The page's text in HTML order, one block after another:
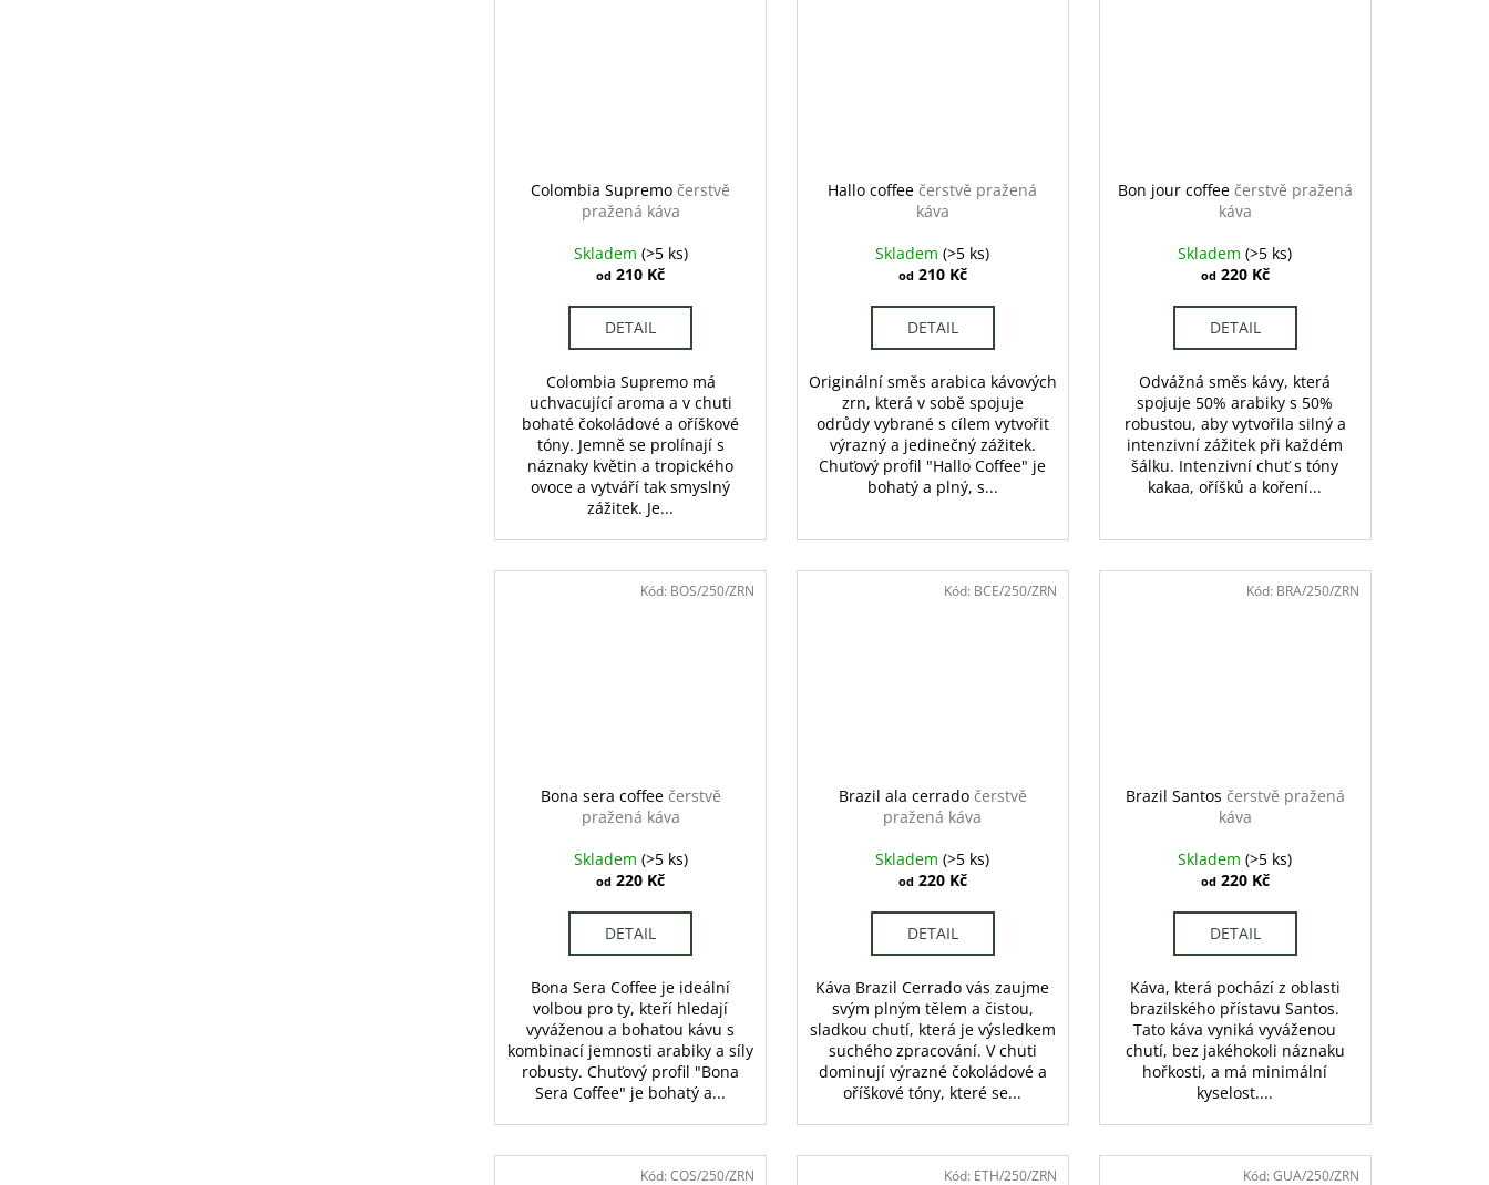
Colombia Supremočerstvě
pražená káva
Skladem (>5 ks)
od 210 Kč
DETAIL
Colombia Supremo má
uchvacující aroma a v chuti
bohaté čokoládové a oříškové
tóny. Jemně se prolínají s
náznaky květin a tropického
ovoce a vytváří tak smyslný
zážitek. Je...
Hallo coffeečerstvě pražená
káva
Skladem(>5 ks)
od210 Kč
DETAIL
Originální směs arabica kávových
zrn, která v sobě spojuje
odrůdy vybrané s cílem vytvořit
výrazný a jedinečný zážitek.
Chuťový profil "Hallo Coffee" je
bohatý a plný, s...
Bon jour coffee čerstvě pražená
káva
Skladem(>5 ks)
od220 Kč
DETAIL
Odvážná směs kávy, která
spojuje 50% arabiky s 50%
robustou, aby vytvořila silný a
intenzivní zážitek při každém
šálku. Intenzivní chuť s tóny
kakaa, oříšků a koření...
Bona sera coffee čerstvě
pražená káva
Skladem (>5 ks)
od 220 Kč
DETAIL
Bona Sera Coffee je ideální
volbou pro ty, kteří hledají
vyváženou a bohatou kávu s
kombinací jemnosti arabiky a síly
robusty. Chuťový profil "Bona
Sera Coffee" je bohatý a...
Kód: BOS/250/ZRN
Brazil ala cerrado čerstvě
pražená káva
Skladem(>5 ks)
od220 Kč
DETAIL
Káva Brazil Cerrado vás zaujme
svým plným tělem a čistou,
sladkou chutí, která je výsledkem
suchého zpracování. V chuti
dominují výrazné čokoládové a
oříškové tóny, které se...
Kód: BCE/250/ZRN
Brazil Santos čerstvě pražená
káva
Skladem(>5 ks)
od220 Kč
DETAIL
Káva, která pochází z oblasti
brazilského přístavu Santos.
Tato káva vyniká vyváženou
chutí, bez jakéhokoli náznaku
hořkosti, a má minimální
kyselost....
Kód: BRA/250/ZRN
Kód:COS/250/ZRN Kód: ETH/250/ZRN Kód: GUA/250/ZRN